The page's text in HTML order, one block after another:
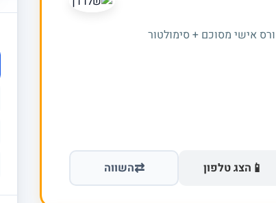
אישי מסוכם + סימולטור
📱 הצג טלפון ⇄השווה